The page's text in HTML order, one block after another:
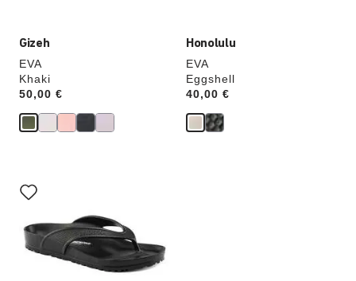
Gizeh
EVA
Khaki
Price:
50,00 €
Honolulu
EVA
Eggshell
Price:
40,00 €
sur
les
échantillons
de
couleurs
modifiera